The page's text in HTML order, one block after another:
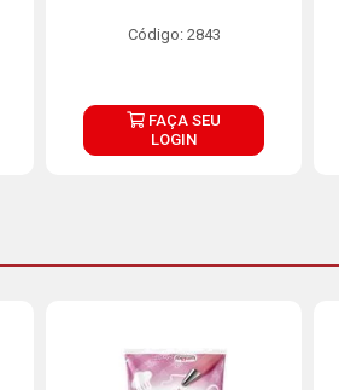
Código: 2843
FAÇA SEU
LOGIN